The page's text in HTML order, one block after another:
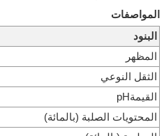
المواصفات
البنود
المظهر
الثقل النوعي
القيمةpH
المحتويات الصلبة (بالمائة)